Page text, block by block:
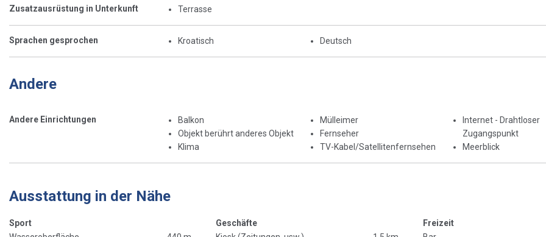
Zusatzausrüstung in Unterkunft Terrasse
Sprachen gesprochen Kroatisch Deutsch
Andere
Andere Einrichtungen
Balkon
Objekt berührt anderes Objekt
Klima
Mülleimer
Fernseher
TV-Kabel/Satellitenfernsehen
Internet - Drahtloser
Zugangspunkt
Meerblick
Ausstattung in der Nähe
Sport
Geschäfte
Freizeit